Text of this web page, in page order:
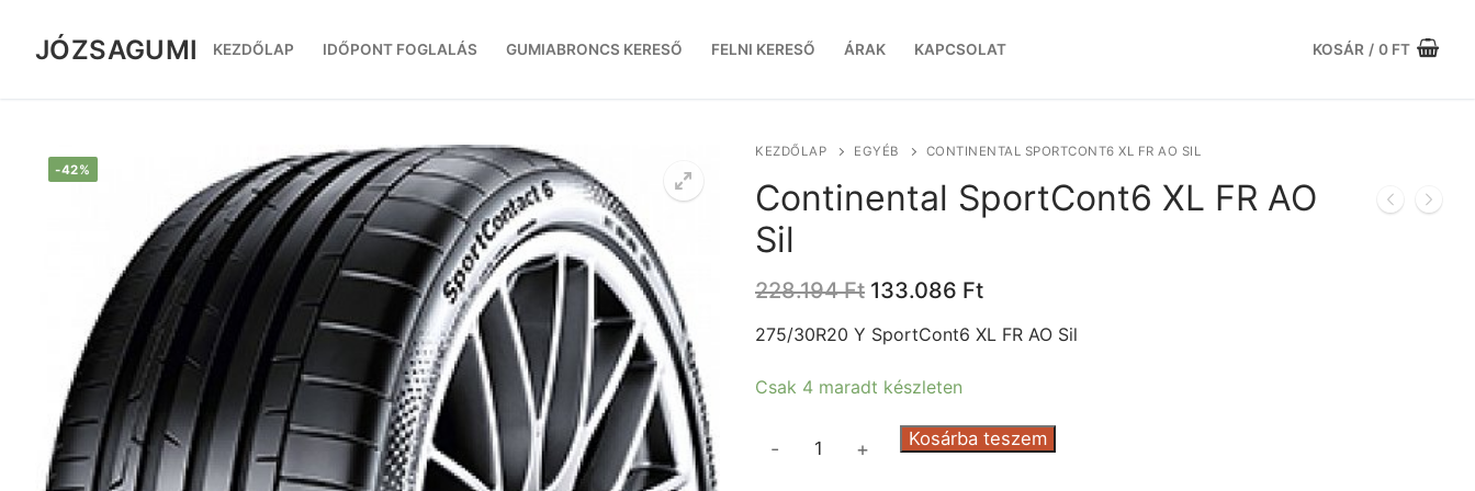
tartalomra
JÓZSAGUMI KEZDŐLAP IDŐPONT FOGLALÁS GUMIABRONCS KERESŐ FELNI KERESŐ ÁRAK KAPCSOLAT KOSÁR / 0 FT
-42%
KEZDŐLAP EGYÉB CONTINENTAL SPORTCONT6 XL FR AO SIL
Continental SportCont6 XL FR AO
Sil
228.194Ft Original
was:
133.086 FtCurrent
is:
275/30R20 Y SportCont6 XL FR AO Sil
Csak 4 maradt készleten
Continental
- + Kosárba teszem